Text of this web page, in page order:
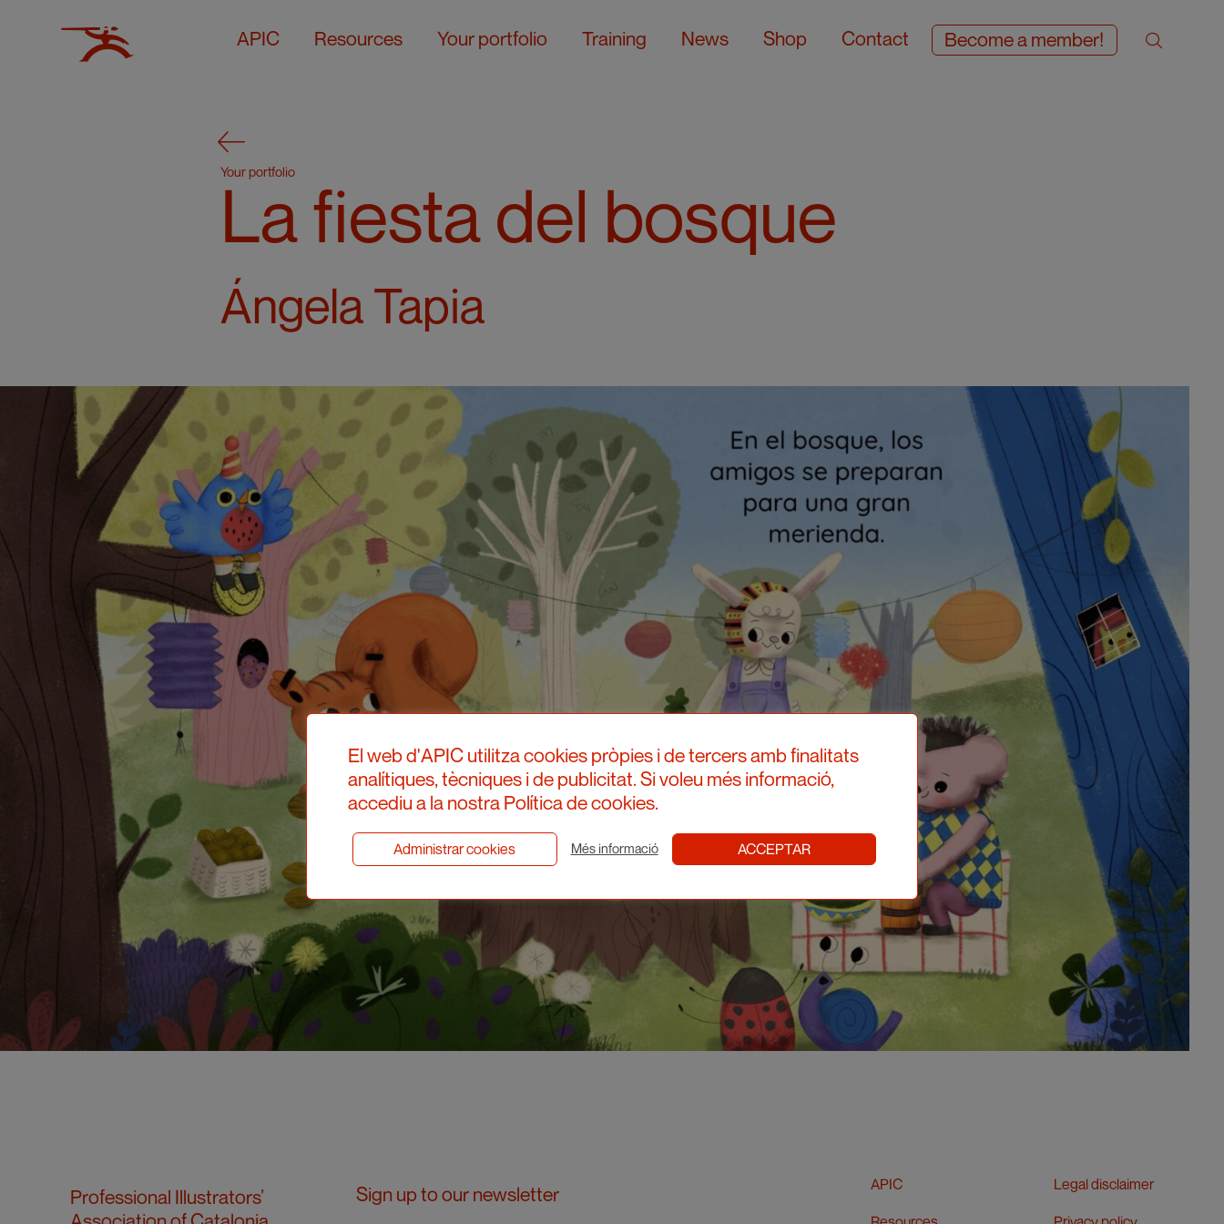
APIC Resources Your portfolio Training News Shop Contact Become a member!
Your portfolio
La fiesta del bosque
Ángela Tapia
Professional Illustrators’
Sign up to our newsletter APIC Legal disclaimer
El web d'APIC utilitza cookies pròpies i de tercers amb finalitats
analítiques, tècniques i de publicitat. Si voleu més informació,
accediu a la nostra Política de cookies.
Administrar cookies Més informació ACCEPTAR